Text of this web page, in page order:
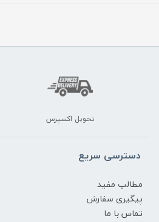
تحویل اکسپرس
دسترسی سریع
مطالب مفید
پیگیری سفارش
تماس با ما